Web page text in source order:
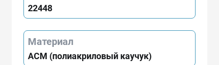
22448
Материал
АСМ (полиакриловый каучук)